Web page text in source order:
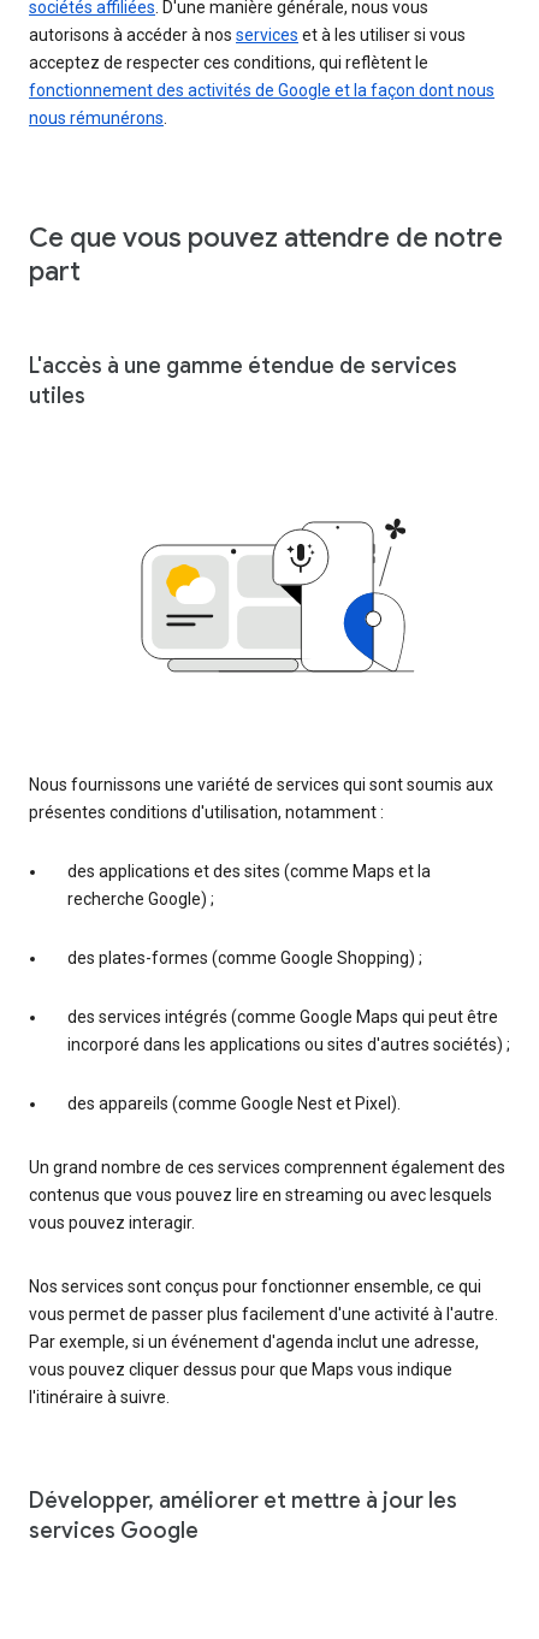
sociétés affiliées . D'une manière générale, nous vous
autorisons à accéder à nos services et à les utiliser si vous
acceptez de respecter ces conditions, qui reflètent le
fonctionnement des activités de Google et la façon dont nous
nous rémunérons
Ce que vous pouvez attendre de notre
part
L'accès à une gamme étendue de services
utiles
Nous fournissons une variété de services qui sont soumis aux
présentes conditions d'utilisation, notamment :
des applications et des sites (comme Maps et la
recherche Google) ;
des plates-formes (comme Google Shopping) ;
des services intégrés (comme Google Maps qui peut être
incorporé dans les applications ou sites d'autres sociétés) ;
des appareils (comme Google Nest et Pixel).
Un grand nombre de ces services comprennent également des
contenus que vous pouvez lire en streaming ou avec lesquels
vous pouvez interagir.
Nos services sont conçus pour fonctionner ensemble, ce qui
vous permet de passer plus facilement d'une activité à l'autre.
Par exemple, si un événement d'agenda inclut une adresse,
vous pouvez cliquer dessus pour que Maps vous indique
l'itinéraire à suivre.
Développer, améliorer et mettre à jour les
services Google